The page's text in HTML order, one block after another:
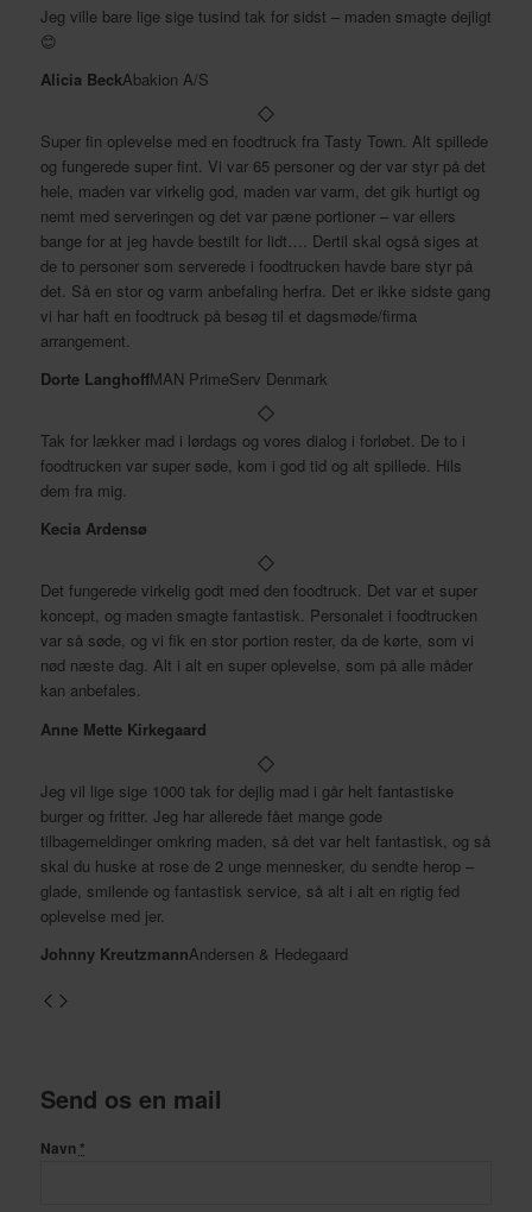
Jeg ville bare lige sige tusind tak for sidst – maden smagte dejligt
😊
Alicia BeckAbakion A/S
Super fin oplevelse med en foodtruck fra Tasty Town. Alt spillede
og fungerede super fint. Vi var 65 personer og der var styr på det
hele, maden var virkelig god, maden var varm, det gik hurtigt og
nemt med serveringen og det var pæne portioner – var ellers
bange for at jeg havde bestilt for lidt…. Dertil skal også siges at
de to personer som serverede i foodtrucken havde bare styr på
det. Så en stor og varm anbefaling herfra. Det er ikke sidste gang
vi har haft en foodtruck på besøg til et dagsmøde/firma
arrangement.
Dorte LanghoffMAN PrimeServ Denmark
Tak for lækker mad i lørdags og vores dialog i forløbet. De to i
foodtrucken var super søde, kom i god tid og alt spillede. Hils
dem fra mig.
Kecia Ardensø
Det fungerede virkelig godt med den foodtruck. Det var et super
koncept, og maden smagte fantastisk. Personalet i foodtrucken
var så søde, og vi fik en stor portion rester, da de kørte, som vi
nød næste dag. Alt i alt en super oplevelse, som på alle måder
kan anbefales.
Anne Mette Kirkegaard
Jeg vil lige sige 1000 tak for dejlig mad i går helt fantastiske
burger og fritter. Jeg har allerede fået mange gode
tilbagemeldinger omkring maden, så det var helt fantastisk, og så
skal du huske at rose de 2 unge mennesker, du sendte herop –
glade, smilende og fantastisk service, så alt i alt en rigtig fed
oplevelse med jer.
Johnny KreutzmannAndersen & Hedegaard
Send os en mail
Navn*